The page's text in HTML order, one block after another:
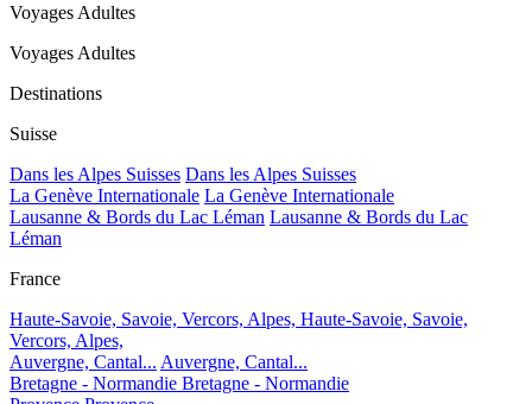
Voyages Adultes
Voyages Adultes
Destinations
Suisse
Dans les Alpes Suisses Dans les Alpes Suisses
La Genève Internationale La Genève Internationale
Lausanne & Bords du Lac Léman Lausanne & Bords du Lac
Léman
France
Haute-Savoie, Savoie, Vercors, Alpes, Haute-Savoie, Savoie,
Vercors, Alpes,
Auvergne, Cantal... Auvergne, Cantal...
Bretagne - Normandie Bretagne - Normandie